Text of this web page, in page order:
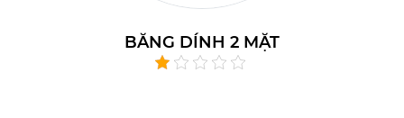
BĂNG DÍNH 2 MẶT